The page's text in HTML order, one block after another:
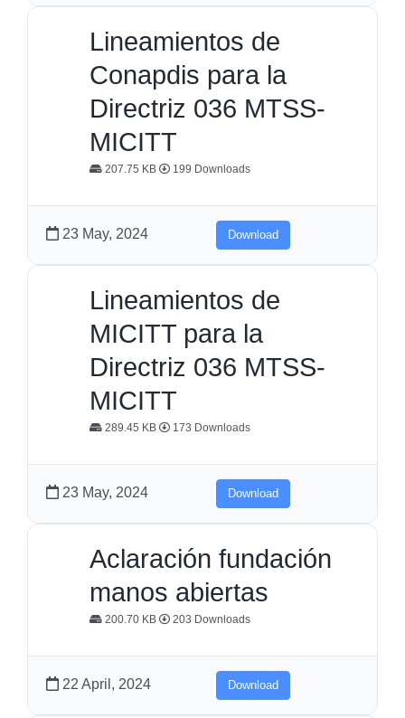
Lineamientos de
Conapdis para la
Directriz 036 MTSS-
MICITT
207.75 KB 199 Downloads
23 May, 2024 Download
Lineamientos de
MICITT para la
Directriz 036 MTSS-
MICITT
289.45 KB 173 Downloads
23 May, 2024 Download
Aclaración fundación
manos abiertas
200.70 KB 203 Downloads
22 April, 2024 Download